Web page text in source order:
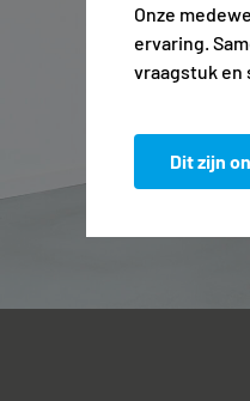
Onze
ervaring.
vraagstuk en
Dit zijn